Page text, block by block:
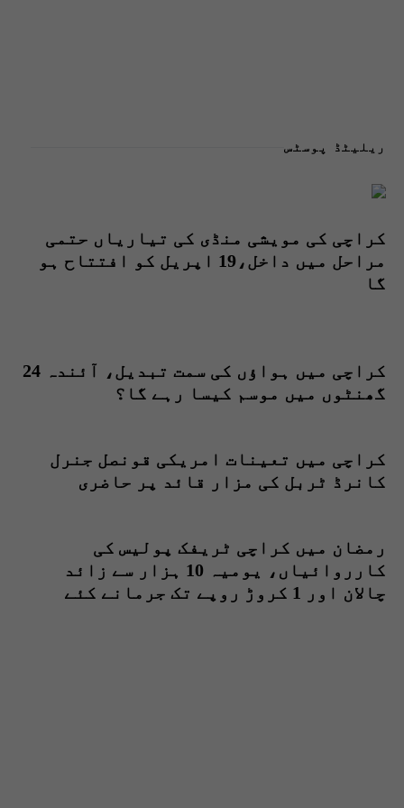
ریلیٹڈ پوسٹس
کراچی کی مویشی منڈی کی تیاریاں حتمی
مراحل میں داخل،19 اپریل کو افتتاح ہو
گا
کراچی میں ہواؤں کی سمت تبدیل، آئندہ 24
گھنٹوں میں موسم کیسا رہے گا؟
کراچی میں تعینات امریکی قونصل جنرل
کانرڈ ٹربل کی مزار قائد پر حاضری
رمضان میں کراچی ٹریفک پولیس کی
کارروائیاں، یومیہ 10 ہزار سے زائد
چالان اور 1 کروڑ روپے تک جرمانے کئے